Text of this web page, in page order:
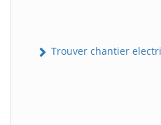
Trouver chantier